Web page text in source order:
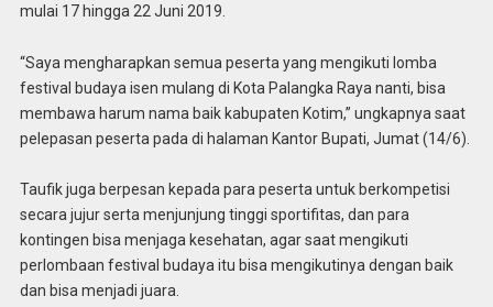
mulai 17 hingga 22 Juni 2019.
“Saya mengharapkan semua peserta yang mengikuti lomba
festival budaya isen mulang di Kota Palangka Raya nanti, bisa
membawa harum nama baik kabupaten Kotim,” ungkapnya saat
pelepasan peserta pada di halaman Kantor Bupati, Jumat (14/6).
Taufik juga berpesan kepada para peserta untuk berkompetisi
secara jujur serta menjunjung tinggi sportifitas, dan para
kontingen bisa menjaga kesehatan, agar saat mengikuti
perlombaan festival budaya itu bisa mengikutinya dengan baik
dan bisa menjadi juara.